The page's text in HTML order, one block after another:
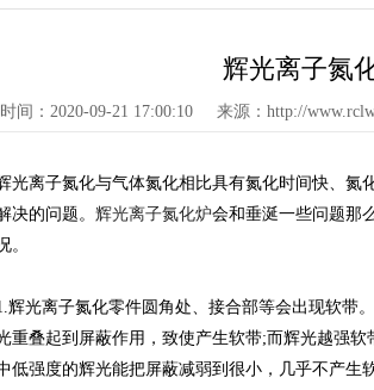
辉光离子氮
间：2020-09-21 17:00:10 来源：http://
离子氮化与气体氮化相比具有氮化时间快、氮
决的问题。 辉光离子氮化炉会和垂涎一些问题那
。
离子氮化零件圆角处、接合部等会出现软带。
重叠起到屏蔽作用，致使产生软带;而辉光越强
低强度的辉光能把屏蔽减弱到很小，几乎不产生软